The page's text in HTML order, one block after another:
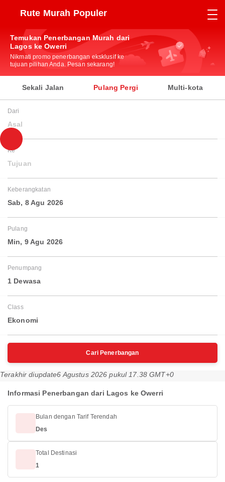
Rute Murah Populer
Temukan Penerbangan Murah dari
Lagos ke Owerri
Nikmati promo penerbangan eksklusif ke
tujuan pilihan Anda. Pesan sekarang!
Sekali Jalan Pulang Pergi Multi-kota
Dari
Asal
Ke
Tujuan
Keberangkatan
Sab, 8 Agu 2026
Pulang
Min, 9 Agu 2026
Penumpang
1 Dewasa
Class
Ekonomi
Cari Penerbangan
Terakhir diupdate6 Agustus 2026 pukul 17.38 GMT+0
Informasi Penerbangan dari Lagos ke Owerri
Bulan dengan Tarif Terendah
Des
Total Destinasi
1